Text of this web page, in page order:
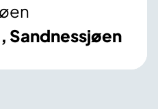
Sandnessjøen